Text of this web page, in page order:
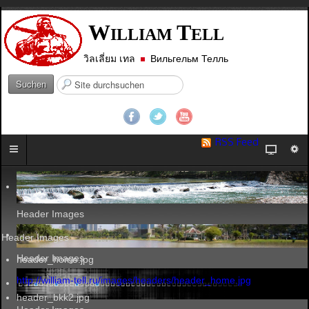
WILLIAM TELL
วิลเลี่ยม เทล Вильгельм Телль
Suchen
S
e
.
.
.
RSS Feed
Header Images
Header Images
Header Images
header_home.jpg
http://william-tell.ru/images/headers/header_home.jpg
header_bkk2.jpg